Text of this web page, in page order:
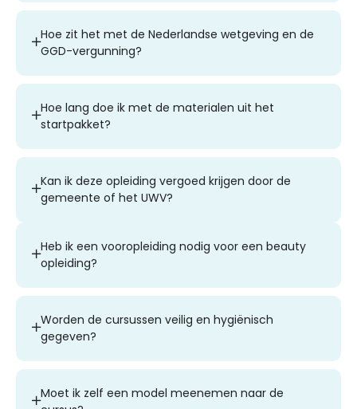
Hoe zit het met de Nederlandse wetgeving en de
GGD-vergunning?
Hoe lang doe ik met de materialen uit het
startpakket?
Kan ik deze opleiding vergoed krijgen door de
gemeente of het UWV?
Heb ik een vooropleiding nodig voor een beauty
opleiding?
Worden de cursussen veilig en hygiënisch
gegeven?
Moet ik zelf een model meenemen naar de